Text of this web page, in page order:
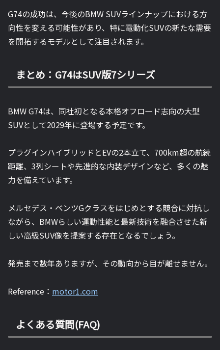
G74の成功は、今後のBMW SUVラインナップにおける方
向性を変える可能性があり、特に電動化SUVの新たな需要
を開拓するモデルとして注目されます。
まとめ：G74はSUV版7シリーズ
BMW G74は、同社初となる本格オフロード志向の大型
SUVとして2029年に登場する予定です。
プラグインハイブリッドとEVの2本立て、700km超の航続
距離、3列シートや先進的な内装デザインなど、多くの魅
力を備えています。
メルセデス・ベンツGクラスをはじめとする競合に対抗し
ながら、BMWらしい運動性能と最新技術を融合させた新
しい高級SUV像を提案する存在となるでしょう。
発売まで数年ありますが、その動向から目が離せません。
Reference： motor1.com
よくある質問(FAQ)